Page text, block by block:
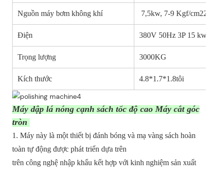
Nguồn máy bơm không khí 7,5kw, 7-9 Kgf/cm22
Điện 380V 50Hz 3P 15 kw
Trọng lượng 3000KG
Kích thước 4.8*1.7*1.8tôi
Máy dập lá nóng cạnh sách tốc độ cao Máy cắt góc
tròn
1. Máy này là một thiết bị đánh bóng và mạ vàng sách hoàn
toàn tự động được phát triển dựa trên
trên công nghệ nhập khẩu kết hợp với kinh nghiệm sản xuất